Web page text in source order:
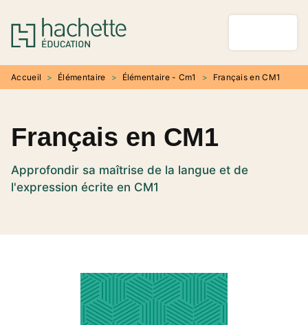
MENU RECHERCHE
PIED DE PAGE
Accueil > Élémentaire > Élémentaire - Cm1 > Français en CM1
Français en CM1
Approfondir sa maîtrise de la langue et de
l'expression écrite en CM1